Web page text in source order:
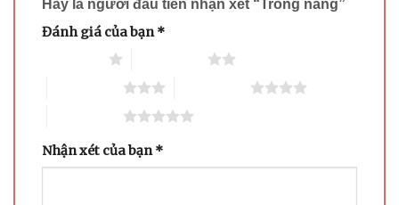
Hãy là người đầu tiên nhận xét “Trong nắng”
Đánh giá của bạn*
Nhận xét của bạn*